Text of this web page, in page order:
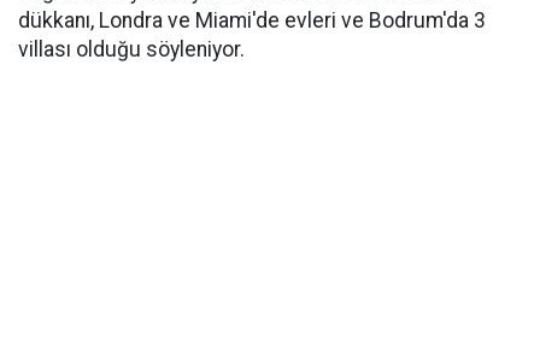
dükkanı, Londra ve Miami'de evleri ve Bodrum'da 3
villası olduğu söyleniyor.